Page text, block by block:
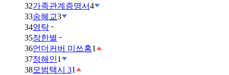
32가족관계증명서4
33송혜교3
34영탁
35장한별
36언더커버 미쓰홍1
37정해인1
38모범택시 31